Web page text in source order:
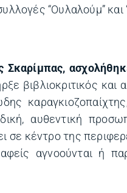
“Ουλαλούμ” και
Σκαρίμπας,
βιβλιοκριτικός και
αυθεντική
κέντρο της
αγνοούνται ή